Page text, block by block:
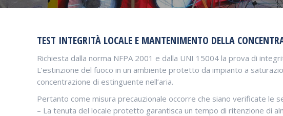
TEST INTEGRITÀ LOCALE E MANTENIMENTO DELLA
Richiesta dalla norma NFPA 2001 e dalla UNI 15004 la prova di
L’estinzione del fuoco in un ambiente protetto da impianto a
concentrazione di estinguente nell’aria.
Pertanto come misura precauzionale occorre che siano verificate le
– La tenuta del locale protetto garantisca un tempo di ritenzione di